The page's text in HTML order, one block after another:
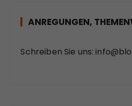
ANREGUNGEN,
Schreiben Sie uns: